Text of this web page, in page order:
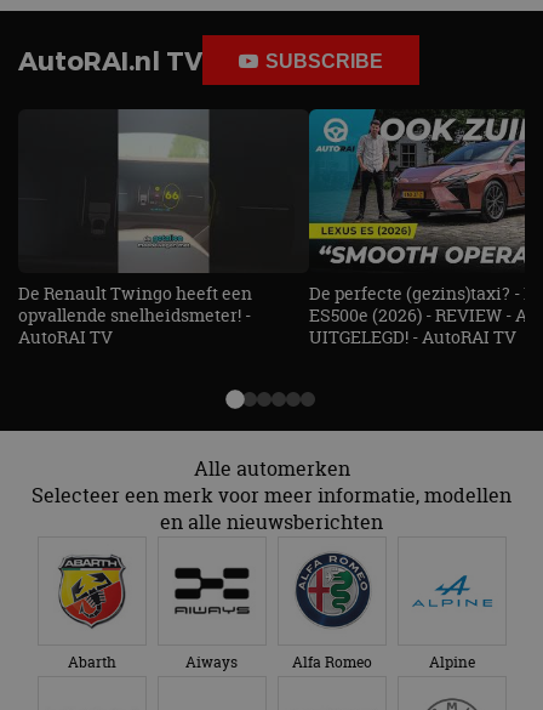
AutoRAI.nl TV SUBSCRIBE
De Renault Twingo heeft een
opvallende snelheidsmeter! -
AutoRAI TV
De perfecte (gezins)taxi? -
ES500e (2026) - REVIEW -
UITGELEGD! - AutoRAI TV
Alle automerken
Selecteer een merk voor meer informatie, modellen
en alle nieuwsberichten
Abarth Aiways Alfa Romeo Alpine